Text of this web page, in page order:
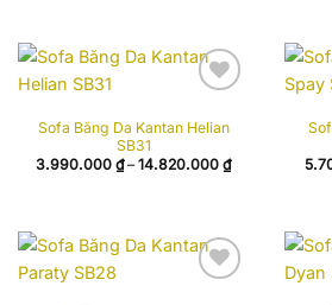
21.375.000 ₫
wishlist
Sofa Băng Da Kantan Helian
SB31
3.990.000 ₫ – 14.820.000 ₫Khoảng
giá:
14.820.000 ₫